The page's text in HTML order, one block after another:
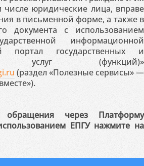
юридические лица, вправе
в письменной форме, а также в
документа с использованием
информационной
портал государственных и
услуг (функций)»
(раздел «Полезные сервисы» —
обращения через Платформу
ЕПГУ нажмите на